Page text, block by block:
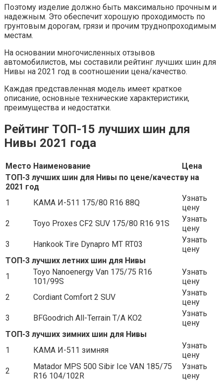
Поэтому изделие должно быть максимально прочным и
надежным. Это обеспечит хорошую проходимость по
грунтовым дорогам, грязи и прочим труднопроходимым
местам.
На основании многочисленных отзывов
автомобилистов, мы составили рейтинг лучших шин для
Нивы на 2021 год в соотношении цена/качество.
Каждая представленная модель имеет краткое
описание, основные технические характеристики,
преимущества и недостатки.
Рейтинг ТОП-15 лучших шин для
Нивы 2021 года
Место Наименование
Цена
ТОП-3 лучших шин для Нивы по цене/качеству на
2021 год
1
КАМА И-511 175/80 R16 88Q
Узнать
цену
2
Toyo Proxes CF2 SUV 175/80 R16 91S
Узнать
цену
3
Hankook Tire Dynapro MT RT03
Узнать
цену
ТОП-3 лучших летних шин для Нивы
1
Toyo Nanoenergy Van 175/75 R16
101/99S
Узнать
цену
2
Cordiant Comfort 2 SUV
Узнать
цену
3
BFGoodrich All-Terrain T/A KO2
Узнать
цену
ТОП-3 лучших зимних шин для Нивы
1
КАМА И-511 зимняя
Узнать
цену
2
Matador MPS 500 Sibir Ice VAN 185/75
R16 104/102R
Узнать
цену